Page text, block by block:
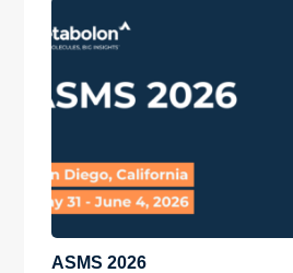
ASMS 2026